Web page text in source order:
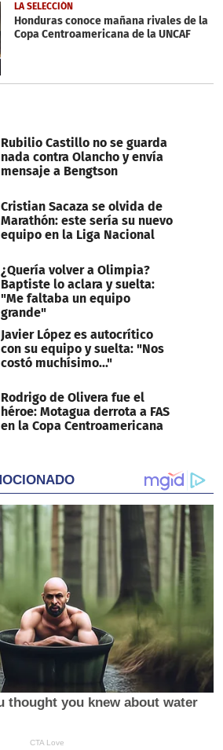
LA SELECCIÓN
Honduras conoce mañana rivales de la
Copa Centroamericana de la UNCAF
Rubilio Castillo no se guarda
nada contra Olancho y envía
mensaje a Bengtson
Cristian Sacaza se olvida de
Marathón: este sería su nuevo
equipo en la Liga Nacional
¿Quería volver a Olimpia?
Baptiste lo aclara y suelta:
"Me faltaba un equipo
grande"
Javier López es autocrítico
con su equipo y suelta: "Nos
costó muchísimo..."
Rodrigo de Olivera fue el
héroe: Motagua derrota a FAS
en la Copa Centroamericana